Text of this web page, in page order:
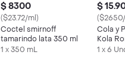
$ 8300
($23.72/ml)
Coctel smirnoff
tamarindo lata 350 ml
1 x 350 mL
$
Cola y
Kola
1 x 6